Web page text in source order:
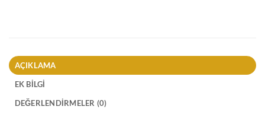
AÇIKLAMA
EK BILGI
DEĞERLENDIRMELER (0)